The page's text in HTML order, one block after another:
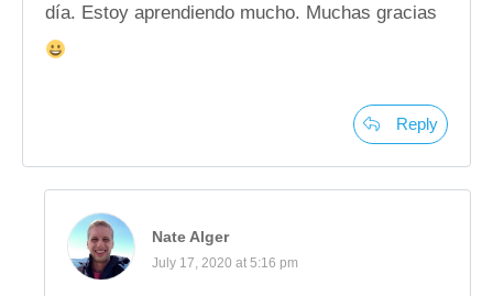
día. Estoy aprendiendo mucho. Muchas gracias
Reply
Nate Alger
July 17, 2020 at 5:16 pm